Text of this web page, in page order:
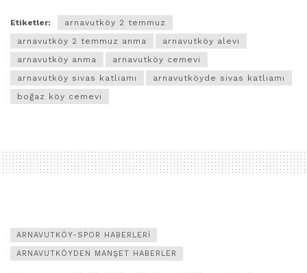
Etiketler:
arnavutköy 2 temmuz
arnavutköy 2 temmuz anma
arnavutköy alevi
arnavutköy anma
arnavutköy cemevi
arnavutköy sivas katliamı
arnavutköyde sivas katliamı
boğaz köy cemevi
ARNAVUTKÖY-SPOR HABERLERI
ARNAVUTKÖYDEN MANŞET HABERLER